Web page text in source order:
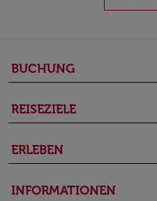
BUCHUNG
REISEZIELE
ERLEBEN
INFORMATIONEN